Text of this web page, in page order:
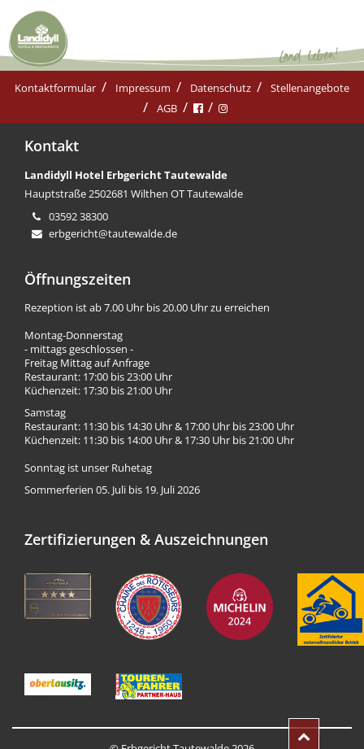
Kontaktformular Impressum Datenschutz
Stellenangebote
AGB
Kontakt
Landidyll Hotel Erbgericht Tautewalde
Hauptstraße 2502681 Wilthen OT Tautewalde
03592 38300
erbgericht@tautewalde.de
Öffnungszeiten
Rezeption ist ab 7.00 Uhr bis 20.00 Uhr zu erreichen
Montag-Donnerstag
- mittags geschlossen -
Freitag Mittag auf Anfrage
Restaurant: 17:00 bis 23:00 Uhr
Küchenzeit: 17:30 bis 21:00 Uhr
Samstag
Restaurant: 11:30 bis 14:30 Uhr & 17:00 Uhr bis 23:00 Uhr
Küchenzeit: 11:30 bis 14:00 Uhr & 17:30 Uhr bis 21:00 Uhr
Sonntag ist unser Ruhetag
Sommerferien 05. Juli bis 19. Juli 2026
Zertifizierungen & Auszeichnungen